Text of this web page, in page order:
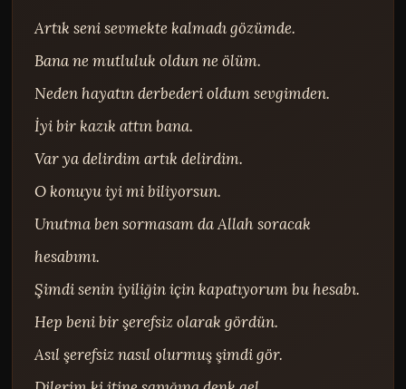
Artık seni sevmekte kalmadı gözümde.
Bana ne mutluluk oldun ne ölüm.
Neden hayatın derbederi oldum sevgimden.
İyi bir kazık attın bana.
Var ya delirdim artık delirdim.
O konuyu iyi mi biliyorsun.
Unutma ben sormasam da Allah soracak
hesabımı.
Şimdi senin iyiliğin için kapatıyorum bu hesabı.
Hep beni bir şerefsiz olarak gördün.
Asıl şerefsiz nasıl olurmuş şimdi gör.